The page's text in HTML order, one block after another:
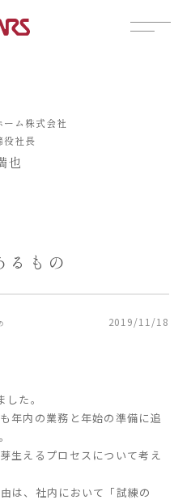
ーム株式会社
役社長
也
るもの
2019/11/18
た。
年内の業務と年始の準備に追
生えるプロセスについて考え
は、社内において「試練の